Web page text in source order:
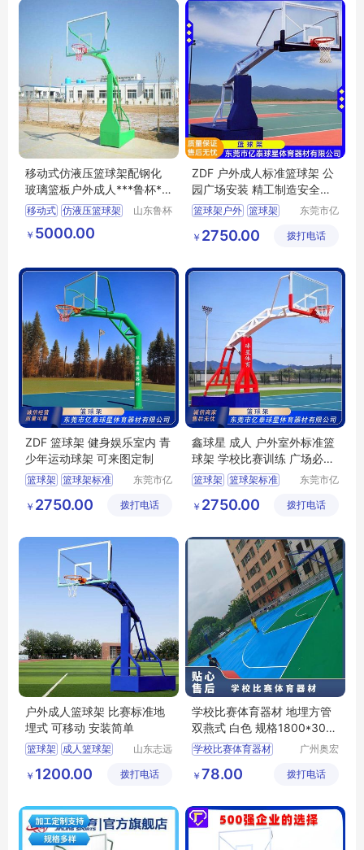
移动式仿液压篮球架配钢化
玻璃篮板户外成人***鲁杯**
*移动式 仿液压篮球架
篮球架
山东鲁杯
￥ 5000.00
ZDF 户外成人标准篮球架 公
园广场安装 精工制造安全稳
固
篮球架户外 篮球架
东莞市亿
育器材有
￥ 2750.00 拨打电话
ZDF 篮球架 健身娱乐室内 青
少年运动球架 可来图定制
篮球架 篮球架标准
东莞市亿
育器材有
￥ 2750.00 拨打电话
鑫球星 成人 户外室外标准篮
球架 学校比赛训练 广场必备
运动器材
篮球架 篮球架标准
东莞市亿
育器材有
￥ 2750.00 拨打电话
户外成人篮球架 比赛标准地
埋式 可移动 安装简单
篮球架 成人篮球架
山东志远
有限公司
￥ 1200.00 拨打电话
学校比赛体育器材 地埋方管
双燕式 白色 规格1800*305
0 电动液压
学校比赛体育器材
广州奥宏
有限公司
￥ 78.00 拨打电话